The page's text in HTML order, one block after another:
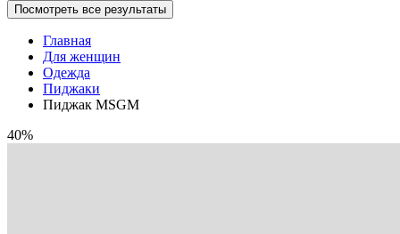
Посмотреть все результаты
Главная
Для женщин
Одежда
Пиджаки
Пиджак MSGM
40%